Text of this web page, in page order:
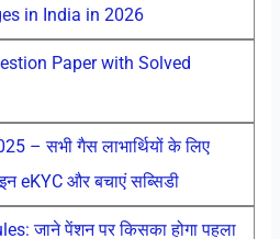
in India in 2026
Paper with Solved
– सभी गैस लाभार्थियों के लिए
eKYC और बचाएं सब्सिडी
जाने पेंशन पर किसका होगा पहला